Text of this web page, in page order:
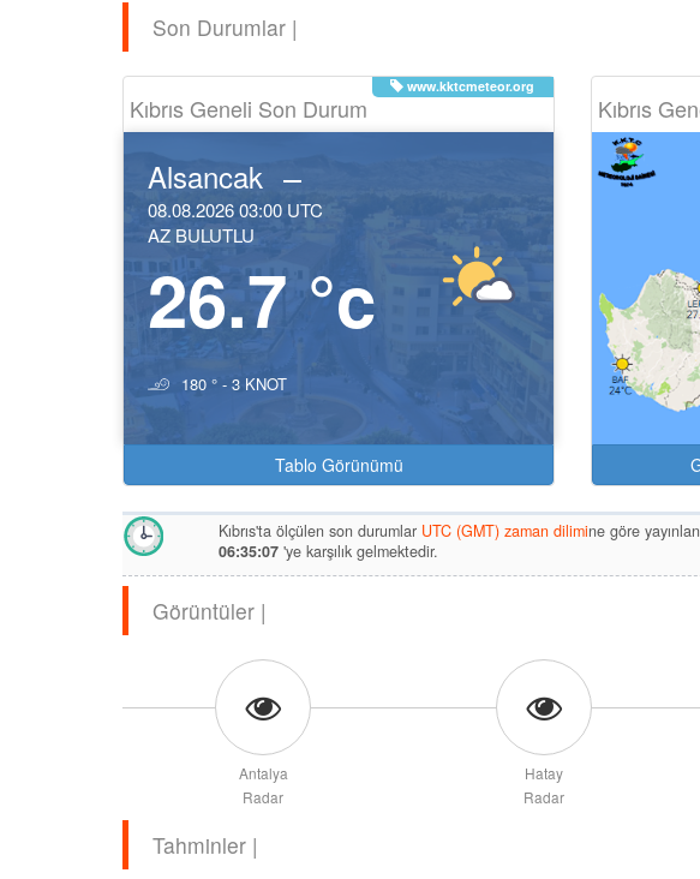
Son Durumlar |
Kıbrıs Geneli Son Durum
www.kktcmeteor.org
Alsancak
08.08.2026 03:00 UTC
AZ BULUTLU
26.7 °c
180 ° - 3 KNOT
Tablo Görünümü
Kıbrıs
Kıbrıs'ta ölçülen son durumlar UTC (GMT) zaman dilimine göre
06:35:07 'ye karşılık gelmektedir.
Görüntüler |
Antalya
Radar
Hatay
Radar
Tahminler |